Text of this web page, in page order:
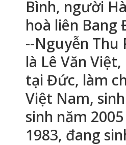
Bình, người
hoà liên Bang
--Nguyễn Thu
là Lê Văn
tại Đức, làm
Việt Nam,
sinh năm
1983, đang